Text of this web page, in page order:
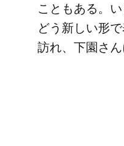
こともある。​
どう​新しい​形
訪れ、​下園さん